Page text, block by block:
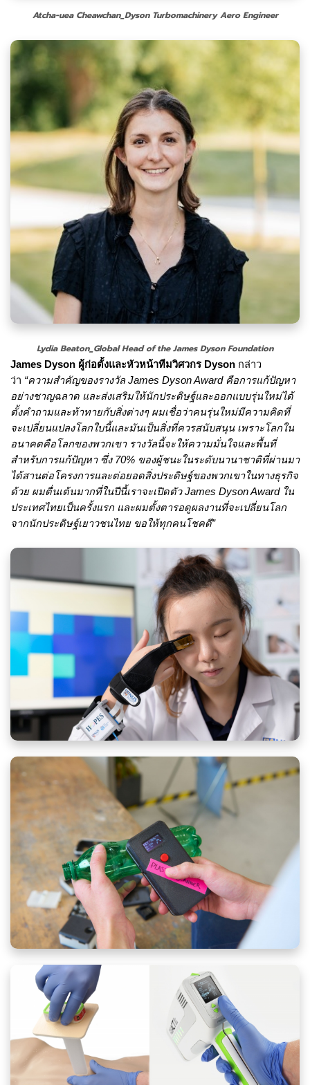
Atcha-uea Cheawchan_Dyson Turbomachinery Aero Engineer
Lydia Beaton_Global Head of the James Dyson Foundation
James Dyson ผู้ก่อตั้งและหัวหน้าทีมวิศวกร Dyson กล่าว
ว่า “ความสำคัญของรางวัล James Dyson Award คือการแก้ปัญหา
อย่างชาญฉลาด และส่งเสริมให้นักประดิษฐ์และออกแบบรุ่นใหม่ได้
ตั้งคำถามและท้าทายกับสิ่งต่างๆ ผมเชื่อว่าคนรุ่นใหม่มีความคิดที่
จะเปลี่ยนแปลงโลกใบนี้และมันเป็นสิ่งที่ควรสนับสนุน เพราะโลกใน
อนาคตคือโลกของพวกเขา รางวัลนี้จะให้ความมั่นใจและพื้นที่
สำหรับการแก้ปัญหา ซึ่ง 70% ของผู้ชนะในระดับนานาชาติที่ผ่านมา
ได้สานต่อโครงการและต่อยอดสิ่งประดิษฐ์ของพวกเขาในทางธุรกิจ
ด้วย ผมตื่นเต้นมากที่ในปีนี้เราจะเปิดตัวJames Dyson Award ใน
ประเทศไทยเป็นครั้งแรก และผมตั้งตารอดูผลงานที่จะเปลี่ยนโลก
จากนักประดิษฐ์เยาวชนไทย ขอให้ทุกคนโชคดี”